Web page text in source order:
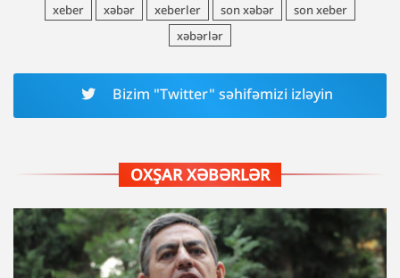
xeber xəbər xeberler son xəbər
son xeber
xəbərlər
Bizim "Twitter" səhifəmizi izləyin
OXŞAR XƏBƏRLƏR